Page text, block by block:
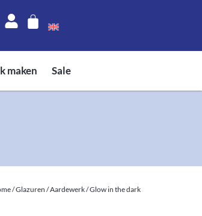
maken Sale
/Glazuren /Aardewerk/ Glow in the dark